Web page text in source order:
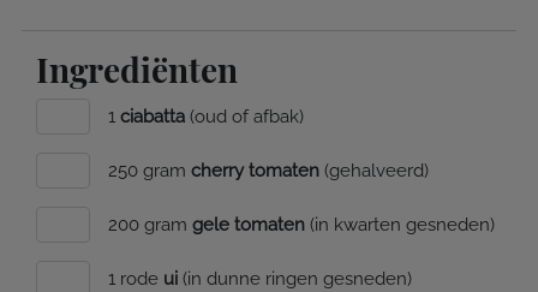
Ingrediënten
1 ciabatta (oud of afbak)
250 gram cherry tomaten (gehalveerd)
200 gram gele tomaten (in kwarten gesneden)
1 rode ui (in dunne ringen gesneden)